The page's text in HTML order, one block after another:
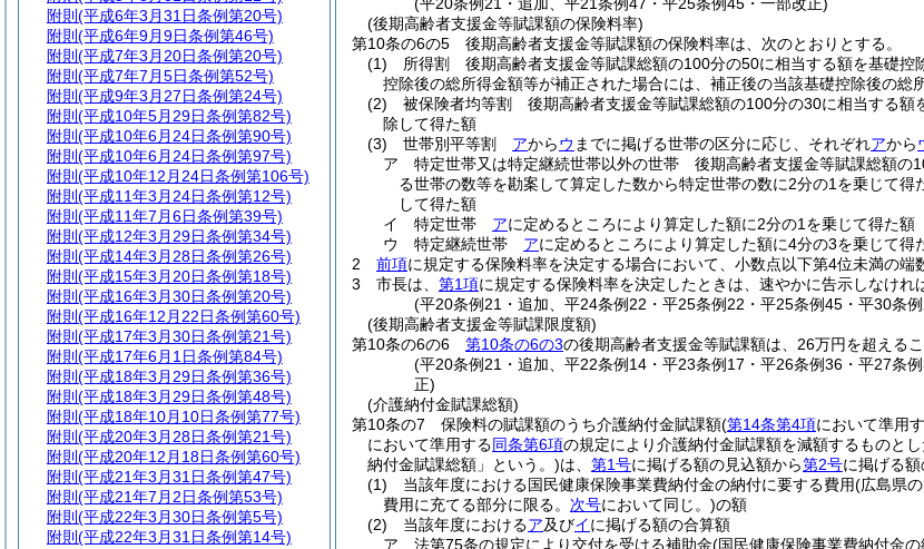
(後期高齢者支援金等賦課額の保険料率)
第10条の6の5
後期高齢者支援金等賦課額の保険料率は、次のとおりとする。
(1)
所得割 後期高齢者支援金等賦課総額の100分の50に相当する額を基礎控
控除後の総所得金額等が補正された場合には、補正後の当該基礎控除後の総
(2)
被保険者均等割 後期高齢者支援金等賦課総額の100分の30に相当する額
除して得た額
(3)
世帯別平等割 アからウ までに掲げる世帯の区分に応じ、それぞれアから
ア
特定世帯又は特定継続世帯以外の世帯 後期高齢者支援金等賦課総額の
る世帯の数等を勘案して算定した数から特定世帯の数に2分の1を乗じて
して得た額
イ
特定世帯 アに定めるところにより算定した額に2分の1を乗じて得た額
ウ
特定継続世帯 アに定めるところにより算定した額に4分の3を乗じて得
2
前項に規定する保険料率を決定する場合において、小数点以下第4位未満の
3
市長は、 第1項に規定する保険料率を決定したときは、速やかに告示しなけれ
(平20条例21・追加、平24条例22・平25条例22・平25条例45・平30条
(後期高齢者支援金等賦課限度額)
第10条の6の6
第10条の6の3の後期高齢者支援金等賦課額は、26万円を超えるこ
(平20条例21・追加、平22条例14・平23条例17・平26条例36・平27条
正)
(介護納付金賦課総額)
第10条の7
保険料の賦課額のうち介護納付金賦課額(第14条第4項において準用
において準用する同条第6項の規定により介護納付金賦課額を減額するものと
納付金賦課総額」という。)は、 第1号に掲げる額の見込額から第2号に掲げる
(1)
当該年度における国民健康保険事業費納付金の納付に要する費用(広島県
費用に充てる部分に限る。 次号において同じ。)の額
(2)
当該年度におけるア及びイに掲げる額の合算額
ア
法第75条の規定により交付を受ける補助金(国民健康保険事業費納付金
附則 (平成6年3月31日条例第20号)
附則 (平成6年9月9日条例第46号)
附則 (平成7年3月20日条例第20号)
附則 (平成7年7月5日条例第52号)
附則 (平成9年3月27日条例第24号)
附則 (平成10年5月29日条例第82号)
附則 (平成10年6月24日条例第90号)
附則 (平成10年6月24日条例第97号)
附則 (平成10年12月24日条例第106号)
附則 (平成11年3月24日条例第12号)
附則 (平成11年7月6日条例第39号)
附則 (平成12年3月29日条例第34号)
附則 (平成14年3月28日条例第26号)
附則 (平成15年3月20日条例第18号)
附則 (平成16年3月30日条例第20号)
附則 (平成16年12月22日条例第60号)
附則 (平成17年3月30日条例第21号)
附則 (平成17年6月1日条例第84号)
附則 (平成18年3月29日条例第36号)
附則 (平成18年3月29日条例第48号)
附則 (平成18年10月10日条例第77号)
附則 (平成20年3月28日条例第21号)
附則 (平成20年12月18日条例第60号)
附則 (平成21年3月31日条例第47号)
附則 (平成21年7月2日条例第53号)
附則 (平成22年3月30日条例第5号)
附則 (平成22年3月31日条例第14号)